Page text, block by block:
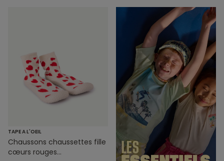
TAPE A L'OEIL
Chaussons chaussettes fille
cœurs rouges